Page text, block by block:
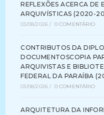
REFLEXÕES ACERCA DE
ARQUIVÍSTICAS (2020-
03/08/2026 / 0 COMENTÁRIO
CONTRIBUTOS DA
DOCUMENTOSCOPIA
ARQUIVISTAS E
FEDERAL DA PARAÍBA
03/08/2026 / 0 COMENTÁRIO
ARQUITETURA DA